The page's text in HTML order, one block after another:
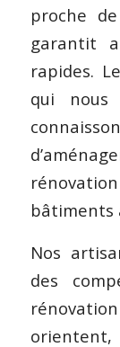
proche
garantit
rapides.
qui
bâtiments
Nos
des